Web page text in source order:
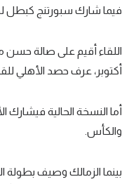
فيما شارك سبورتنج كبطل
اللقاء أقيم على صالة
أكتوبر، عرف حصد الأهلي للقب
أما النسخة الحالية
والكأس.
بينما الزمالك وصيف بطولة